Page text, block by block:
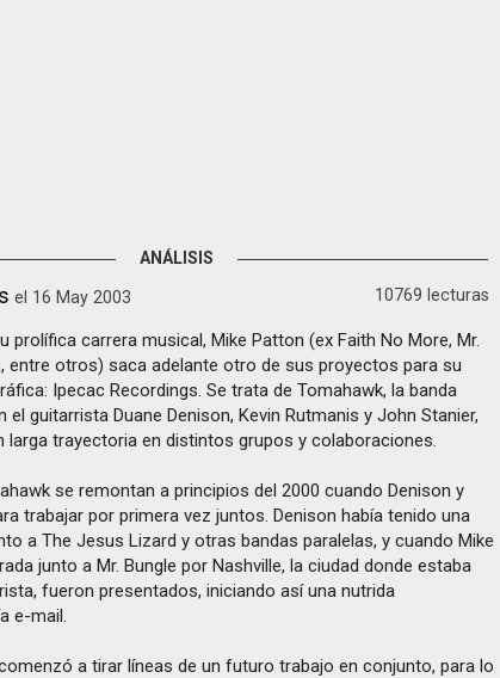
ANÁLISIS
el 16 May 2003 10769 lecturas
prolífica carrera musical, Mike Patton (ex Faith No More, Mr.
entre otros) saca adelante otro de sus proyectos para su
Ipecac Recordings. Se trata de Tomahawk, la banda
el guitarrista Duane Denison, Kevin Rutmanis y John Stanier,
trayectoria en distintos grupos y colaboraciones.
se remontan a principios del 2000 cuando Denison y
trabajar por primera vez juntos. Denison había tenido una
a The Jesus Lizard y otras bandas paralelas, y cuando Mike
junto a Mr. Bungle por Nashville, la ciudad donde estaba
fueron presentados, iniciando así una nutrida
e-mail.
a tirar líneas de un futuro trabajo en conjunto, para lo